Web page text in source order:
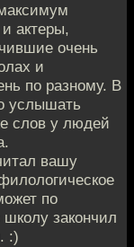
актеры,
очень
и
по разному. В
услышать
слов у людей
вашу
по
школу закончил
:)